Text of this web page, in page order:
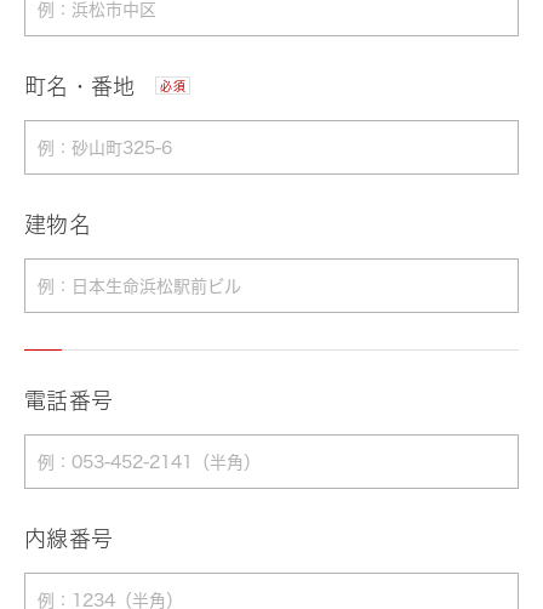
町名・番地 必須
建物名
電話番号
内線番号